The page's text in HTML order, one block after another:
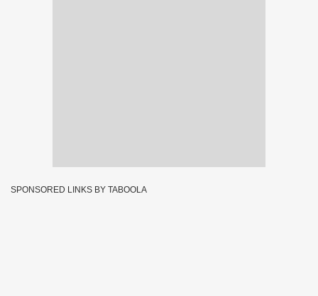
SPONSORED LINKS BY TABOOLA